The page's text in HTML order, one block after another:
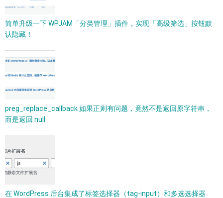
简单升级一下 WPJAM「分类管理」插件，实现「高级筛选」按钮默
认隐藏！
preg_replace_callback 如果正则有问题，竟然不是返回原字符串，
而是返回 null
在 WordPress 后台集成了标签选择器（tag-input）和多选选择器